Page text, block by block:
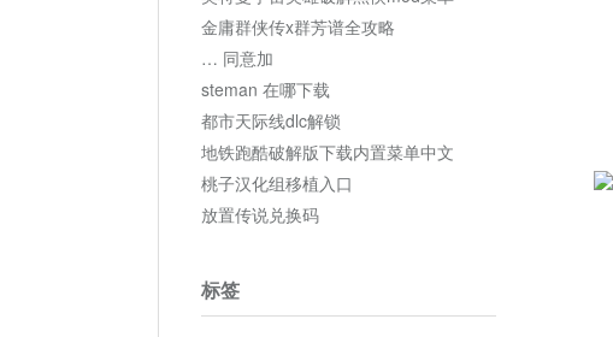
金庸群侠传x群芳谱全攻略
… 同意加
steman 在哪下载
都市天际线dlc解锁
地铁跑酷破解版下载内置菜单中文
桃子汉化组移植入口
放置传说兑换码
标签